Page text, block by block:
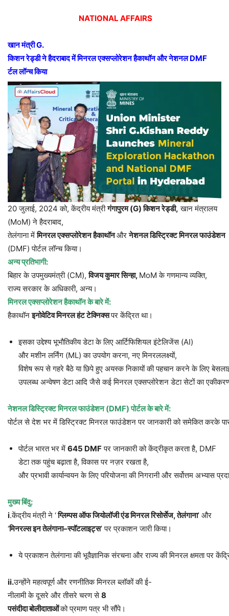
NATIONAL AFFAIRS
खानमंत्रीG.
किशनरेड्डीनेहैदराबादमेंमिनरलएक्सप्लोरेशनहैकाथॉनऔरनेशनलDMF
र्टललॉन्चकिया
20 जुलाई, 2024 को, केंद्रीय मंत्रीगंगापुरम(G)किशनरेड्डी, खान मंत्रालय
(MoM) ने हैदराबाद,
तेलंगाना मेंमिनरलएक्सप्लोरेशनहैकाथॉनऔरनेशनलडिस्ट्रिक्टमिनरलफाउंडेशन
(DMF) पोर्टल लॉन्च किया।
अन्यप्रतिभागी:
बिहार के उपमुख्यमंत्री (CM),विजयकुमारसिन्हा, MoM के गणमान्य व्यक्ति,
राज्य सरकार के अधिकारी, अन्य।
मिनरलएक्सप्लोरेशनहैकाथॉनकेबारेमें:
हैकाथॉनइनोवेटिवमिनरलहंटटेक्निक्सपर केंद्रित था।
इसका उद्देश्य भूभौतिकीय डेटा के लिए आर्टिफिशियल इंटेलिजेंस (AI)
और मशीन लर्निंग (ML) का उपयोग करना, नए मिनरललक्ष्यों,
विशेष रूप से गहरे बैठे या छिपे हुए अयस्क निकायों की पहचान करने के लिए
उपलब्ध अन्वेषण डेटा आदि जैसे कई मिनरल एक्सप्लोरेशन डेटा सेटों का
नेशनलडिस्ट्रिक्टमिनरलफाउंडेशन(DMF)पोर्टलकेबारेमें:
पोर्टल से देश भर में डिस्ट्रिक्ट मिनरल फाउंडेशन पर जानकारी को समेकित करके
पोर्टल भारत भर में 645 DMFपर जानकारी को केंद्रीकृत करता है, DMF
डेटा तक पहुंच बढ़ाता है, विकास पर नज़र रखता है,
और प्रभावी कार्यान्वयन के लिए परियोजना की निगरानी और सर्वोत्तम अभ्यास
मुख्यबिंदु:
i.केंद्रीय मंत्री ने ‘ग्लिम्पसऑफजियोलॉजीएंडमिनरलरिसोर्सेज,तेलंगाना’ और
‘मिनरल्सइनतेलंगाना–स्पॉटलाइट्स’ पर प्रकाशन जारी किया।
ये प्रकाशन तेलंगाना की भूवैज्ञानिक संरचना और राज्य की मिनरल क्षमता पर
ii.उन्होंने महत्वपूर्ण और रणनीतिक मिनरल ब्लॉकों की ई-
नीलामी के दूसरे और तीसरे चरण से8
पसंदीदाबोलीदाताओंको प्रमाण पत्र भी सौंपे।